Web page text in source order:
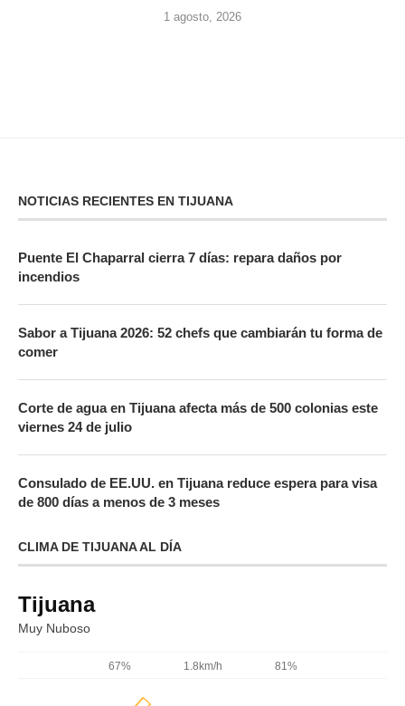
1 agosto, 2026
NOTICIAS RECIENTES EN TIJUANA
Puente El Chaparral cierra 7 días: repara daños por
incendios
Sabor a Tijuana 2026: 52 chefs que cambiarán tu forma de
comer
Corte de agua en Tijuana afecta más de 500 colonias este
viernes 24 de julio
Consulado de EE.UU. en Tijuana reduce espera para visa
de 800 días a menos de 3 meses
CLIMA DE TIJUANA AL DÍA
Tijuana
Muy Nuboso
67% 1.8km/h 81%